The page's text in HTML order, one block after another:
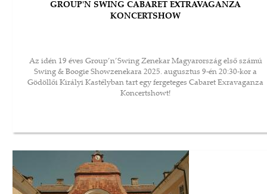
GROUP'N SWING CABARET EXTRAVAGANZA
KONCERTSHOW
Az idén 19 éves Group’n’Swing Zenekar Magyarország első számú
Swing & Boogie Showzenekara 2025. augusztus 9-én 20:30-kor a
Gödöllői Királyi Kastélyban tart egy fergeteges Cabaret Exravaganza
Koncertshowt!